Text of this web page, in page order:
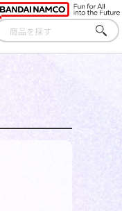
さ